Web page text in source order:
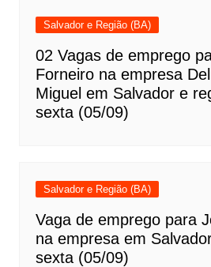
Salvador e Região (BA)
02 Vagas de emprego
Forneiro na empresa
Miguel em Salvador e
sexta (05/09)
Salvador e Região (BA)
Vaga de emprego para
na empresa em
sexta (05/09)